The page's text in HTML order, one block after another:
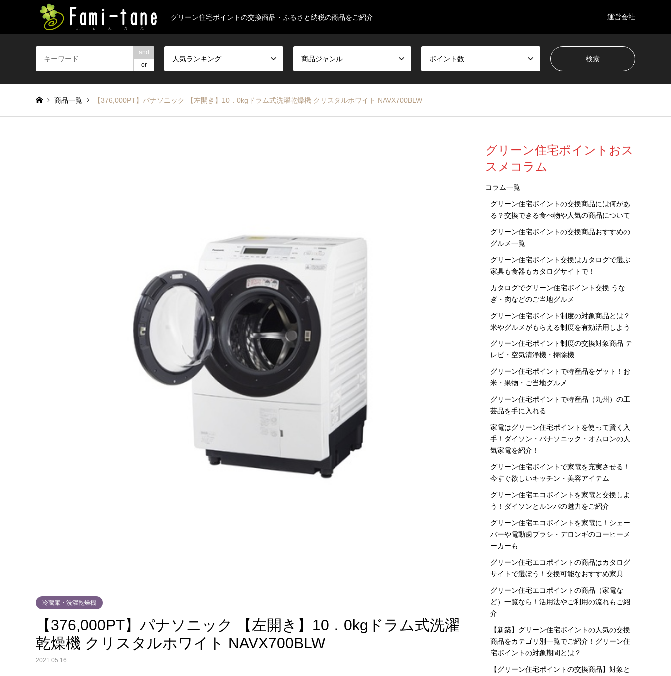
グリーン住宅ポイントの交換商品・ふるさと納税の商品をご紹介 運営会社
and
or
人気ランキング 商品ジャンル ポイント数
商品一覧 【376,000PT】パナソニック 【左開き】10．0kgドラム式洗濯乾燥機 クリスタルホワイト NAVX700BLW
冷蔵庫・洗濯乾燥機
【376,000PT】パナソニック 【左開き】10．0kgドラム式洗濯
乾燥機 クリスタルホワイト NAVX700BLW
2021.05.16
グリーン住宅ポイントおス
スメコラム
コラム一覧
グリーン住宅ポイントの交換商品には何があ
る？交換できる食べ物や人気の商品について
グリーン住宅ポイントの交換商品おすすめの
グルメ一覧
グリーン住宅ポイント交換はカタログで選ぶ
家具も食器もカタログサイトで！
カタログでグリーン住宅ポイント交換 うな
ぎ・肉などのご当地グルメ
グリーン住宅ポイント制度の対象商品とは？
米やグルメがもらえる制度を有効活用しよう
グリーン住宅ポイント制度の交換対象商品 テ
レビ・空気清浄機・掃除機
グリーン住宅ポイントで特産品をゲット！お
米・果物・ご当地グルメ
グリーン住宅ポイントで特産品（九州）の工
芸品を手に入れる
家電はグリーン住宅ポイントを使って賢く入
手！ダイソン・パナソニック・オムロンの人
気家電を紹介！
グリーン住宅ポイントで家電を充実させる！
今すぐ欲しいキッチン・美容アイテム
グリーン住宅エコポイントを家電と交換しよ
う！ダイソンとルンバの魅力をご紹介
グリーン住宅エコポイントを家電に！シェー
バーや電動歯ブラシ・デロンギのコーヒーメ
ーカーも
グリーン住宅エコポイントの商品はカタログ
サイトで選ぼう！交換可能なおすすめ家具
グリーン住宅エコポイントの商品（家電な
ど）一覧なら！活用法やご利用の流れもご紹
介
【新築】グリーン住宅ポイントの人気の交換
商品をカテゴリ別一覧でご紹介！グリーン住
宅ポイントの対象期間とは？
【グリーン住宅ポイントの交換商品】対象と